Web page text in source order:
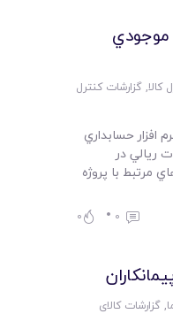
موجودي
کالا,گزارشات کنترل
افزار حسابداري
ريالي در
مرتبط با پروژه
0
0
,گزارشات کالای